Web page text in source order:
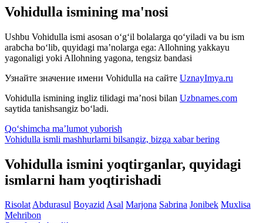
Vohidulla ismining ma'nosi
Ushbu Vohidulla ismi asosan o‘g‘il bolalarga qo‘yiladi va bu ism
arabcha bo‘lib, quyidagi ma’nolarga ega: Allohning yakkayu
yagonaligi yoki Allohning yagona, tengsiz bandasi
Узнайте значение имени Vohidulla на сайте UznayImya.ru
Vohidulla ismining ingliz tilidagi ma’nosi bilan Uzbnames.com
saytida tanishsangiz bo‘ladi.
Qo‘shimcha ma’lumot yuborish
Vohidulla ismli mashhurlarni bilsangiz, bizga xabar bering
Vohidulla ismini yoqtirganlar, quyidagi
ismlarni ham yoqtirishadi
RisolatAbdurasul BoyazidAsal Marjona Sabrina Jonibek Muxlisa
Mehribon